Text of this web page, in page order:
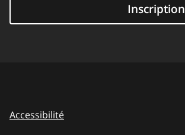
Inscription
Accessibilité